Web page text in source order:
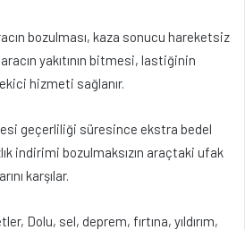
bozulması, kaza sonucu hareketsiz
yakıtının bitmesi, lastiğinin
hizmeti sağlanır.
geçerliliği süresince ekstra bedel
indirimi bozulmaksızın araçtaki ufak
karşılar.
Dolu, sel, deprem, fırtına, yıldırım,